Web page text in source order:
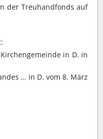
der Treuhandfonds auf
in D. in
… in D. vom 8. März